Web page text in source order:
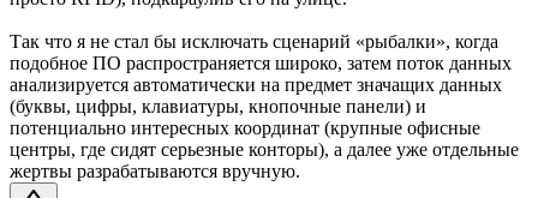
Так что я не стал бы исключать сценарий «рыбалки», когда
подобное ПО распространяется широко, затем поток данных
анализируется автоматически на предмет значащих данных
(буквы, цифры, клавиатуры, кнопочные панели) и
потенциально интересных координат (крупные офисные
центры, где сидят серьезные конторы), а далее уже отдельные
жертвы разрабатываются вручную.